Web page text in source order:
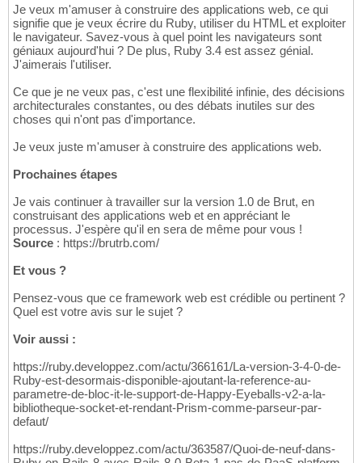
Je veux m'amuser à construire des applications web, ce qui
signifie que je veux écrire du Ruby, utiliser du HTML et exploiter
le navigateur. Savez-vous à quel point les navigateurs sont
géniaux aujourd'hui ? De plus, Ruby 3.4 est assez génial.
J'aimerais l'utiliser.
Ce que je ne veux pas, c'est une flexibilité infinie, des décisions
architecturales constantes, ou des débats inutiles sur des
choses qui n'ont pas d'importance.
Je veux juste m'amuser à construire des applications web.
Prochaines étapes
Je vais continuer à travailler sur la version 1.0 de Brut, en
construisant des applications web et en appréciant le
processus. J'espère qu'il en sera de même pour vous !
Source : https://brutrb.com/
Et vous ?
Pensez-vous que ce framework web est crédible ou pertinent ?
Quel est votre avis sur le sujet ?
Voir aussi :
https://ruby.developpez.com/actu/366161/La-version-3-4-0-de-
Ruby-est-desormais-disponible-ajoutant-la-reference-au-
parametre-de-bloc-it-le-support-de-Happy-Eyeballs-v2-a-la-
bibliotheque-socket-et-rendant-Prism-comme-parseur-par-
defaut/
https://ruby.developpez.com/actu/363587/Quoi-de-neuf-dans-